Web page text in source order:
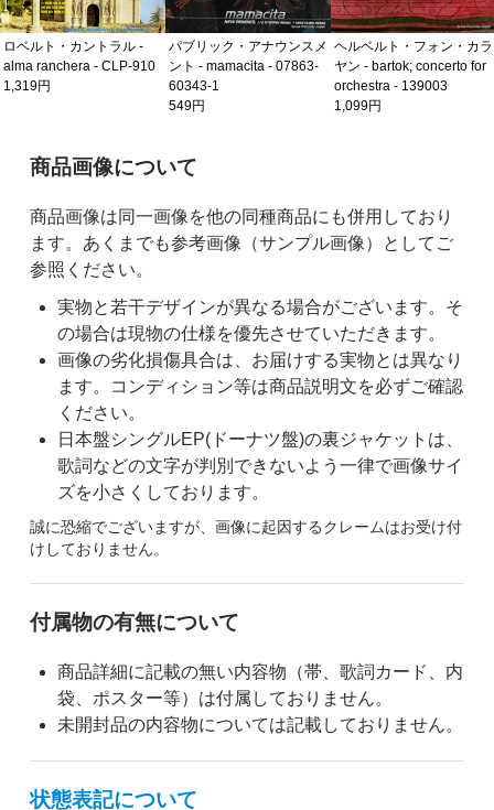
ロベルト・カントラル -
alma ranchera - CLP-910
1,319円
パブリック・アナウンスメ
ント - mamacita - 07863-
60343-1
549円
ヘルベルト・フォン・カラ
ヤン - bartok; concerto for
orchestra - 139003
1,099円
ご購入前の注意事項
商品画像について
商品画像は同一画像を他の同種商品にも併用しており
ます。あくまでも参考画像（サンプル画像）としてご
参照ください。
実物と若干デザインが異なる場合がございます。そ
の場合は現物の仕様を優先させていただきます。
画像の劣化損傷具合は、お届けする実物とは異なり
ます。コンディション等は商品説明文を必ずご確認
ください。
日本盤シングルEP(ドーナツ盤)の裏ジャケットは、
歌詞などの文字が判別できないよう一律で画像サイ
ズを小さくしております。
誠に恐縮でございますが、画像に起因するクレームはお受け付
けしておりません。
付属物の有無について
商品詳細に記載の無い内容物（帯、歌詞カード、内
袋、ポスター等）は付属しておりません。
未開封品の内容物については記載しておりません。
状態表記について